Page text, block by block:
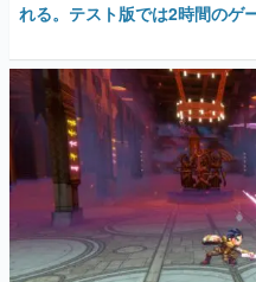
れる。テスト版では2時間のゲ